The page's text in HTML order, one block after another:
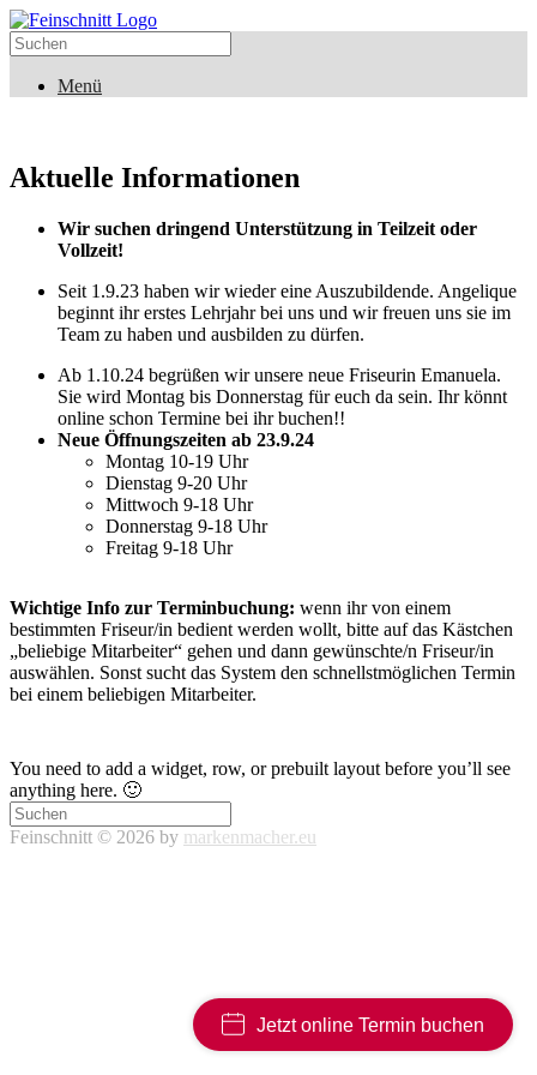
Menü
Aktuelle Informationen
Wir suchen dringend Unterstützung in Teilzeit oder
Vollzeit!
Seit 1.9.23 haben wir wieder eine Auszubildende. Angelique
beginnt ihr erstes Lehrjahr bei uns und wir freuen uns sie im
Team zu haben und ausbilden zu dürfen.
Ab 1.10.24 begrüßen wir unsere neue Friseurin Emanuela.
Sie wird Montag bis Donnerstag für euch da sein. Ihr könnt
online schon Termine bei ihr buchen!!
Neue Öffnungszeiten ab 23.9.24
Montag 10-19 Uhr
Dienstag 9-20 Uhr
Mittwoch 9-18 Uhr
Donnerstag 9-18 Uhr
Freitag 9-18 Uhr
Wichtige Info zur Terminbuchung: wenn ihr von einem
bestimmten Friseur/in bedient werden wollt, bitte auf das Kästchen
„beliebige Mitarbeiter“ gehen und dann gewünschte/n Friseur/in
auswählen. Sonst sucht das System den schnellstmöglichen Termin
bei einem beliebigen Mitarbeiter.
You need to add a widget, row, or prebuilt layout before you’ll see
anything here. 🙂
Feinschnitt © 2026 by markenmacher.eu
Jetzt online Termin buchen